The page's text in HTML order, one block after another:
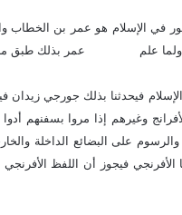
في الإسلام هو عمر بن الخطاب
علم عمر بذلك طبق مبدأ
فيحدثنا بذلك جورجي
على البضائع الداخلة
الأفرنجي فيجوز أن اللفظ